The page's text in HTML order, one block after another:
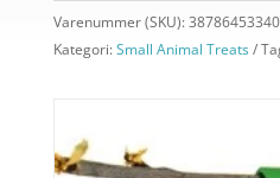
Varenummer (SKU):
Kategori:Small Animal Treats